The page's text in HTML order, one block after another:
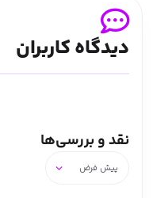
دیدگاه کاربران
نقد و بررسی‌ها